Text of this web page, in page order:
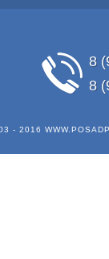
8
8
- 2016